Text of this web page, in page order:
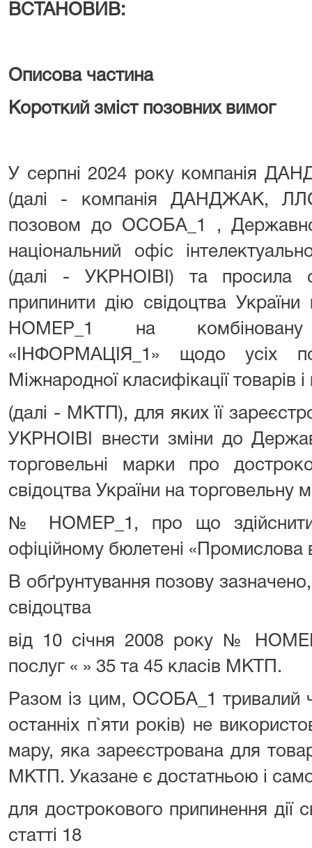
ВСТАНОВИВ:
Описова частина
Короткий зміст позовних вимог
У серпні 2024 року компанія
(далі - компанія ДАНДЖАК,
позовом до ОСОБА_1 , Державної
національний офіс
(далі - УКРНОІВІ) та просила
припинити дію свідоцтва
НОМЕР_1 на
«ІНФОРМАЦІЯ_1» щодо усіх
Міжнародної класифікації товарів і
(далі - МКТП), для яких її
УКРНОІВІ внести зміни до
торговельні марки про
свідоцтва України на торговельну
№ НОМЕР_1, про що здійснити
офіційному бюлетені «Промислова
В обґрунтування позову
свідоцтва
від 10 січня 2008 року №
послуг « » 35 та 45 класів МКТП.
Разом із цим, ОСОБА_1 тривалий
останніх п`яти років) не
мару, яка зареєстрована для
МКТП. Указане є достатньою і
для дострокового припинення дії
статті 18